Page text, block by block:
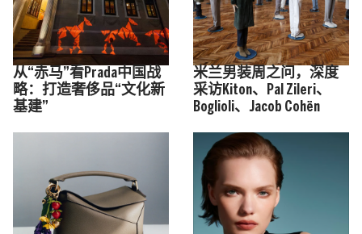
从“赤马”看Prada中国战
略：打造奢侈品“文化新
基建”
米兰男装周之问，深度
采访Kiton、Pal Zileri、
Boglioli、Jacob Cohën